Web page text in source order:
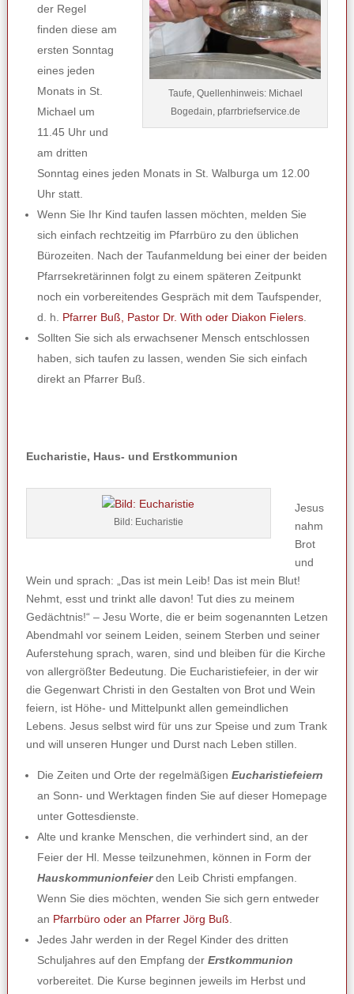
Taufe, Quellenhinweis: Michael
Bogedain, pfarrbriefservice.de
der Regel
finden diese am
ersten Sonntag
eines jeden
Monats in St.
Michael um
11.45 Uhr und
am dritten
Sonntag eines jeden Monats in St. Walburga um 12.00
Uhr statt.
Wenn Sie Ihr Kind taufen lassen möchten, melden Sie
sich einfach rechtzeitig im Pfarrbüro zu den üblichen
Bürozeiten. Nach der Taufanmeldung bei einer der beiden
Pfarrsekretärinnen folgt zu einem späteren Zeitpunkt
noch ein vorbereitendes Gespräch mit dem Taufspender,
d. h. Pfarrer Buß, Pastor Dr. With oder Diakon Fielers.
Sollten Sie sich als erwachsener Mensch entschlossen
haben, sich taufen zu lassen, wenden Sie sich einfach
direkt an Pfarrer Buß.
Eucharistie, Haus- und Erstkommunion
Bild: Eucharistie
Jesus
nahm
Brot
und
Wein und sprach: „Das ist mein Leib! Das ist mein Blut!
Nehmt, esst und trinkt alle davon! Tut dies zu meinem
Gedächtnis!“ – Jesu Worte, die er beim sogenannten Letzen
Abendmahl vor seinem Leiden, seinem Sterben und seiner
Auferstehung sprach, waren, sind und bleiben für die Kirche
von allergrößter Bedeutung. Die Eucharistiefeier, in der wir
die Gegenwart Christi in den Gestalten von Brot und Wein
feiern, ist Höhe- und Mittelpunkt allen gemeindlichen
Lebens. Jesus selbst wird für uns zur Speise und zum Trank
und will unseren Hunger und Durst nach Leben stillen.
Die Zeiten und Orte der regelmäßigen Eucharistiefeiern
an Sonn- und Werktagen finden Sie auf dieser Homepage
unter Gottesdienste.
Alte und kranke Menschen, die verhindert sind, an der
Feier der Hl. Messe teilzunehmen, können in Form der
Hauskommunionfeierden Leib Christi empfangen.
Wenn Sie dies möchten, wenden Sie sich gern entweder
an Pfarrbüro oder an Pfarrer Jörg Buß
Jedes Jahr werden in der Regel Kinder des dritten
Schuljahres auf den Empfang der Erstkommunion
vorbereitet. Die Kurse beginnen jeweils im Herbst und